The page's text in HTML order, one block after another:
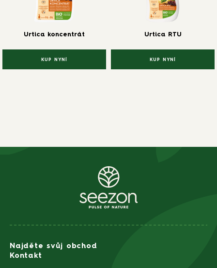
Urtica koncentrát
KUP NYNÍ
Urtica RTU
KUP NYNÍ
Najděte svůj obchod
Kontakt